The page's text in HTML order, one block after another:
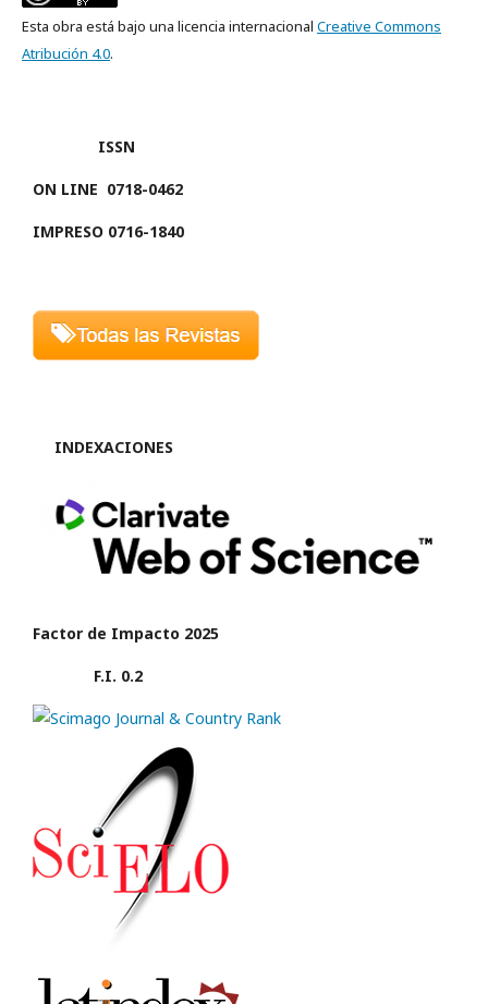
Esta obra está bajo una licencia internacional Creative Commons
Atribución 4.0.
ISSN
ON LINE 0718-0462
IMPRESO 0716-1840
INDEXACIONES
Factor de Impacto 2025
F.I. 0.2